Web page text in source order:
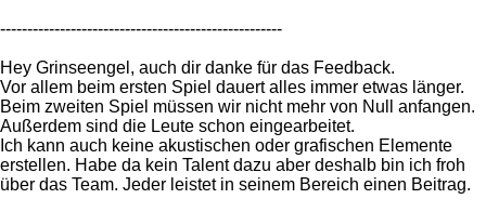
----------------------------------------------------
Hey Grinseengel, auch dir danke für das Feedback.
Vor allem beim ersten Spiel dauert alles immer etwas länger.
Beim zweiten Spiel müssen wir nicht mehr von Null anfangen.
Außerdem sind die Leute schon eingearbeitet.
Ich kann auch keine akustischen oder grafischen Elemente
erstellen. Habe da kein Talent dazu aber deshalb bin ich froh
über das Team. Jeder leistet in seinem Bereich einen Beitrag.